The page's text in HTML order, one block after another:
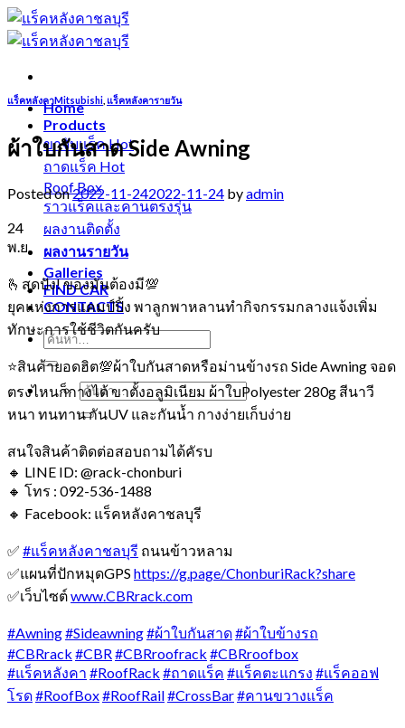
Skip
to
content
Home
Products
ขาจับแร็ค
ถาดแร็ค
Roof Box
ราวแร็คและคานตรงรุ่น
ผลงานติดตั้ง
ผลงานรายวัน
Galleries
FIND CAR
CONTACTS
แร็คหลังคาMitsubishi แร็คหลังคารายวัน
ผ้าใบกันสาด Side Awning
Posted on2022-11-242022-11-24 byadmin
24
พ.ย.
🫰สุดปัง! ของมันต้องมี💯
ยุคแห่งการแคมป์ปิ้ง พาลูกพาหลานทำกิจกรรมกลางแจ้งเพิ่ม
ทักษะการใช้ชีวิตกันครับ
⭐สินค้ายอดฮิต💯ผ้าใบกันสาดหรือม่านข้างรถ Side Awning จอด
ตรงไหนก็กางได้ ขาตั้งอลูมิเนียม ผ้าใบPolyester 280g สีนาวี
หนา ทนทาน กันUV และกันน้ำ กางง่ายเก็บง่าย
สนใจสินค้าติดต่อสอบถามได้คัรบ
🔸 LINE ID: @rack-chonburi
🔸 โทร : 092-536-1488
🔸 Facebook: แร็คหลังคาชลบุรี
✅ #แร็คหลังคาชลบุรี ถนนข้าวหลาม
✅แผนที่ปักหมุดGPS https://g.page/ChonburiRack?share
✅เว็บไซต์www.CBRrack.com
#Awning#Sideawning#ผ้าใบกันสาด#ผ้าใบข้างรถ
#CBRrack #CBR#CBRroofrack #CBRroofbox
#แร็คหลังคา #RoofRack #ถาดแร็ค #แร็คตะแกรง #แร็คออฟ
โรด#RoofBox#RoofRail#CrossBar#คานขวางแร็ค